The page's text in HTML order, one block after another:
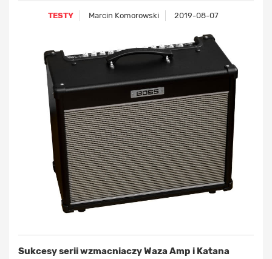
TESTY Marcin Komorowski 2019-08-07
Sukcesy serii wzmacniaczy Waza Amp i Katana